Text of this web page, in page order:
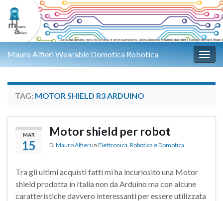
Mauro Alfieri Wearable Domotica Robotica
TAG: MOTOR SHIELD R3 ARDUINO
MAR
15
Motor shield per robot
DiMauro Alfieri in Elettronica, Robotica e Domotica
Tra gli ultimi acquisti fatti mi ha incuriosito una Motor
shield prodotta in Italia non da Arduino ma con alcune
caratteristiche davvero interessanti per essere utilizzata